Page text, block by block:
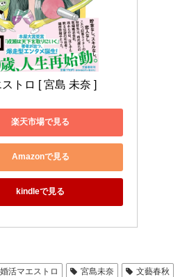
トロ [ 宮島 未奈 ]
楽天市場で見る
Amazonで見る
kindleで見る
婚活マエストロ 宮島未奈 文藝春秋